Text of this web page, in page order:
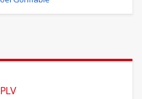
PLV